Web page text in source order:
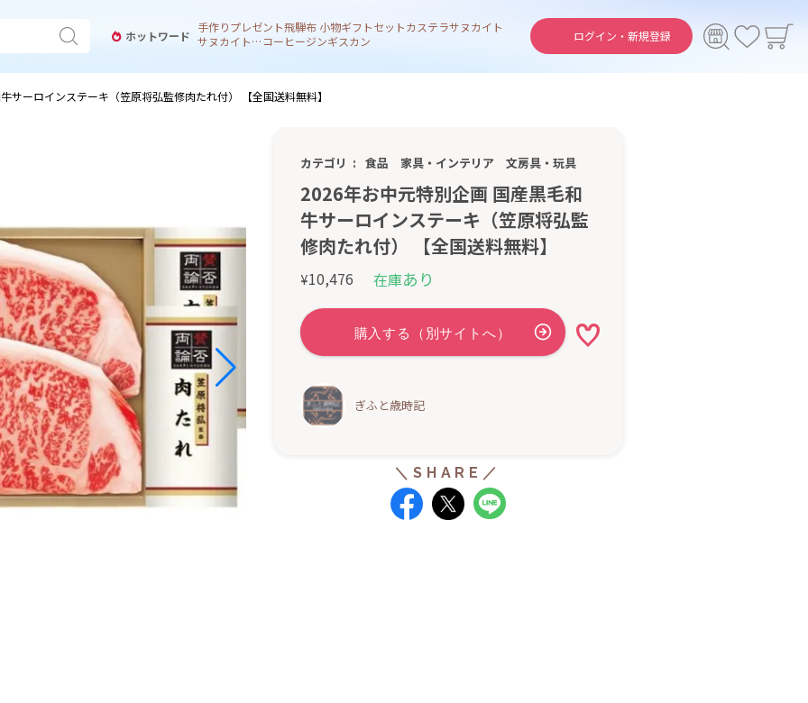
ログイン・ 新規登録
ホットワード
手作りプレゼント飛騨布 小物ギフトセットカステラサヌカイト
サヌカイト 風鈴コーヒージンギスカン
サーロインステーキ（笠原将弘監修肉たれ付） 【全国送料無料】
カテゴリ 食品 家具・インテリア 文房具・玩具
2026年お中元特別企画 国産黒毛和
牛サーロインステーキ（笠原将弘監
修肉たれ付） 【全国送料無料】
¥10,476 在庫あり
ぎふと歳時記